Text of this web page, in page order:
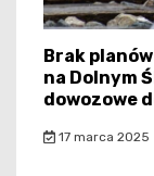
Brak
na Dolnym
dowozowe
17 marca 2025